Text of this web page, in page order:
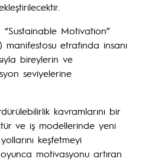
Motivation”
etrafında insanı
bireylerin ve
seviyelerine
kavramlarını bir
ve iş modellerinde yeni
keşfetmeyi
motivasyonu artıran